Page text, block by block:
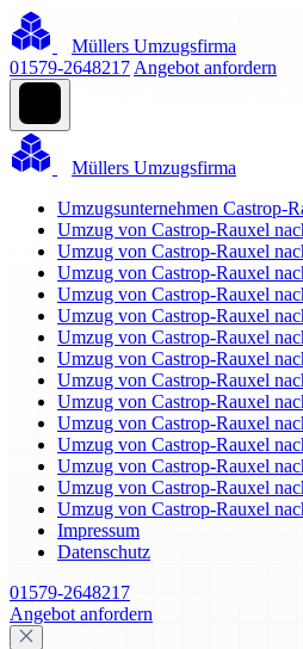
Müllers Umzugsfirma
01579-2648217 Angebot anfordern
Müllers Umzugsfirma
Umzugsunternehmen Castrop-
Umzug von Castrop-Rauxel
Umzug von Castrop-Rauxel
Umzug von Castrop-Rauxel
Umzug von Castrop-Rauxel
Umzug von Castrop-Rauxel
Umzug von Castrop-Rauxel
Umzug von Castrop-Rauxel
Umzug von Castrop-Rauxel
Umzug von Castrop-Rauxel
Umzug von Castrop-Rauxel
Umzug von Castrop-Rauxel
Umzug von Castrop-Rauxel
Umzug von Castrop-Rauxel
Umzug von Castrop-Rauxel
Impressum
Datenschutz
01579-2648217
Angebot anfordern